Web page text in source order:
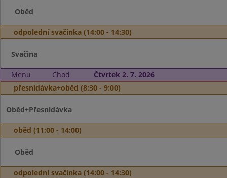
Oběd
odpolední svačinka (14:00 - 14:30)
Svačina
Menu Chod
Čtvrtek 2. 7. 2026
přesnídávka+oběd (8:30 - 9:00)
Oběd+Přesnídávka
oběd (11:00 - 14:00)
Oběd
odpolední svačinka (14:00 - 14:30)